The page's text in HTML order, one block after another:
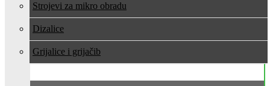
Strojevi za mikro obradu
Dizalice
Grijalice i grijači